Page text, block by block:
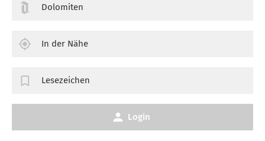
Dolomiten
In der Nähe
Lesezeichen
Login